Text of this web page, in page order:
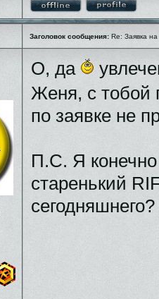
Заголовок сообщения: Re: Заявка
О, да
Женя, с тобой
по заявке не
П.С. Я
старенький
сегодняшнего?